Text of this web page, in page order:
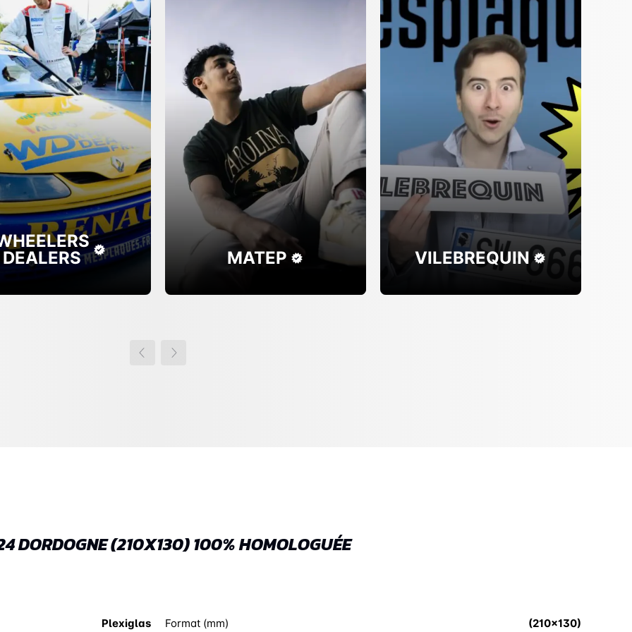
DEALERS
MATEP VILEBREQUIN
DORDOGNE (210X130) 100% HOMOLOGUÉE
Plexiglas Format (mm) (210x130)